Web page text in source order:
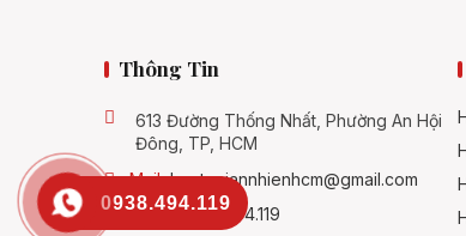
Thông Tin
613 Đường Thống Nhất, Phường An Hội
Đông, TP, HCM
Mail: hoatuoiannhienhcm@gmail.com
SĐT: 0938.494.119
0938.494.119